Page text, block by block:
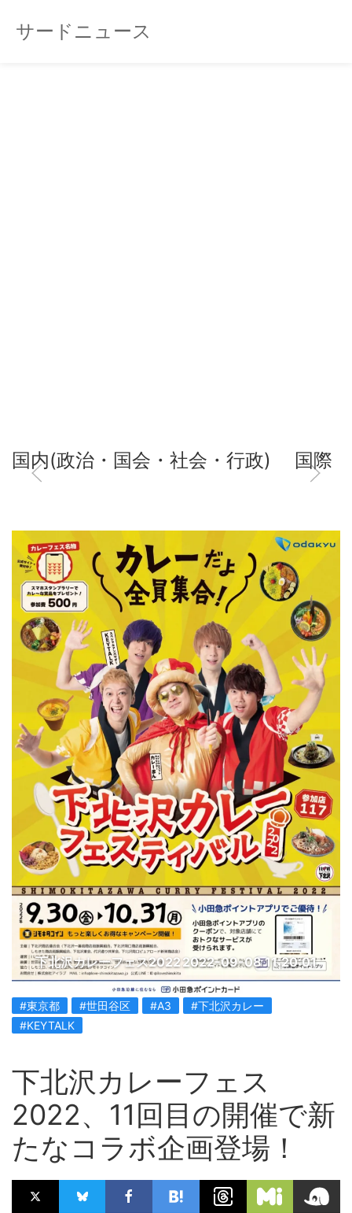
サードニュース
国内(政治・国会・社会・行政) 国際
下北沢カレーフェス20222022-09-08 11:20:01
#東京都 #世田谷区 #A3
#下北沢カレー
#KEYTALK
下北沢カレーフェス
2022、11回目の開催で新
たなコラボ企画登場！